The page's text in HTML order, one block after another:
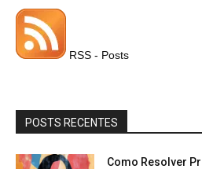
RSS - Posts
POSTS RECENTES
Como Resolver